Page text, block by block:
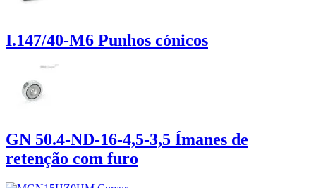
I.147/40-M6 Punhos cónicos
GN 50.4-ND-16-4,5-3,5 Ímanes de
retenção com furo